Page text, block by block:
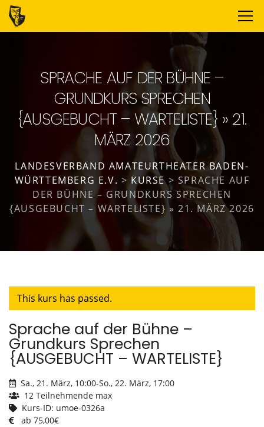
SPRACHE AUF DER BÜHNE –
GRUNDKURS SPRECHEN
{AUSGEBUCHT – WARTELISTE} » 21.
MÄRZ 2026
LANDESVERBAND AMATEURTHEATER BADEN-
WÜRTTEMBERG E.V. > KURSE> SPRACHE AUF
DER BÜHNE – GRUNDKURS SPRECHEN
{AUSGEBUCHT – WARTELISTE} » 21. MÄRZ 2026
This kurs has passed.
Sprache auf der Bühne –
Grundkurs Sprechen
{AUSGEBUCHT – WARTELISTE}
Sa., 21. März, 10:00-So., 22. März, 17:00
12 Teilnehmende max
Kurs-ID: umoe-0326a
ab 75,00€